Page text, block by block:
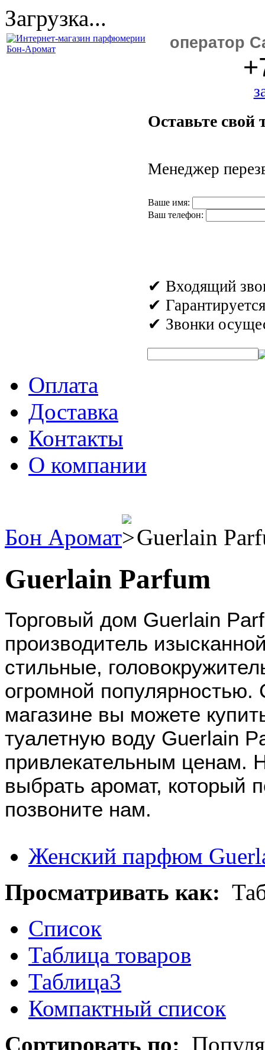
Загрузка...
оператор
Оставьте
Менеджер
Ваше имя:
Ваш телефон:
✔ Входящий
✔
✔ Звонки
Оплата
Доставка
Контакты
О компании
Бон Аромат Guerlain
Guerlain Parfum
Торговый дом Guerlain
производитель
стильные,
огромной
магазине вы можете
туалетную воду Guerlain
привлекательным ценам.
выбрать аромат, который
позвоните нам.
Женский парфюм
Просматривать как:
Список
Таблица товаров
Таблица3
Компактный список
Сортировать по: